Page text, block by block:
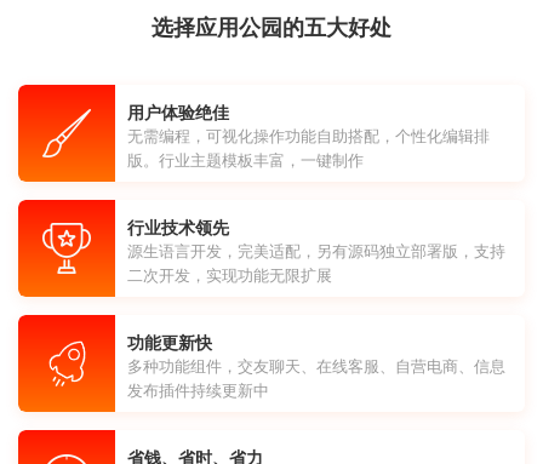
选择应用公园的五大好处
用户体验绝佳
无需编程，可视化操作功能自助搭配，个性化编辑排
版。行业主题模板丰富，一键制作
行业技术领先
源生语言开发，完美适配，另有源码独立部署版，支持
二次开发，实现功能无限扩展
功能更新快
多种功能组件，交友聊天、在线客服、自营电商、信息
发布插件持续更新中
省钱、省时、省力